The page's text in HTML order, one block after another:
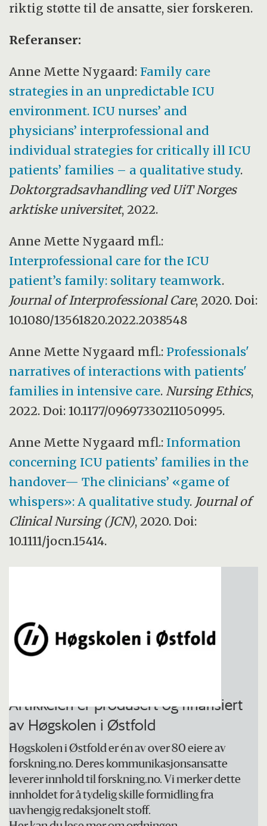
riktig støtte til de ansatte, sier forskeren.
Referanser:
Anne Mette Nygaard:Family care
strategies in an unpredictable ICU
environment. ICU nurses’ and
physicians’ interprofessional and
individual strategies for critically ill ICU
patients’ families – a qualitative study.
Doktorgradsavhandling ved UiT Norges
arktiske universitet, 2022.
Anne Mette Nygaard mfl.:
Interprofessional care for the ICU
patient’s family: solitary teamwork.
Journal of Interprofessional Care, 2020. Doi:
10.1080/13561820.2022.2038548
Anne Mette Nygaard mfl.: Professionals'
narratives of interactions with patients'
families in intensive care. Nursing Ethics,
2022. Doi: 10.1177/09697330211050995.
Anne Mette Nygaard mfl.: Information
concerning ICU patients’ families in the
handover— The clinicians’ «game of
whispers»: A qualitative study. Journal of
Clinical Nursing (JCN), 2020. Doi:
10.1111/jocn.15414.
Artikkelen er produsert og finansiert
av Høgskolen i Østfold
Høgskolen i Østfold er én av over 80 eiere av
forskning.no. Deres kommunikasjonsansatte
leverer innhold til forskning.no. Vi merker dette
innholdet for å tydelig skille formidling fra
uavhengig redaksjonelt stoff.